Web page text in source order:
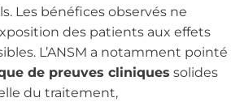
Les bénéfices observés ne
des patients aux effets
L’ANSM a notamment pointé
de preuves cliniques solides
du traitement,